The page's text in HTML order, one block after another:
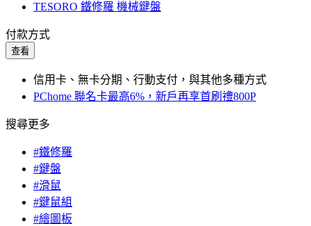
TESORO 鐵修羅 機械鍵盤
付款方式
查看
信用卡、無卡分期、行動支付，與其他多種方式
PChome 聯名卡最高6%，新戶再享首刷禮800P
搜尋更多
#鐵修羅
#鍵盤
#滑鼠
#鍵鼠組
#繪圖板